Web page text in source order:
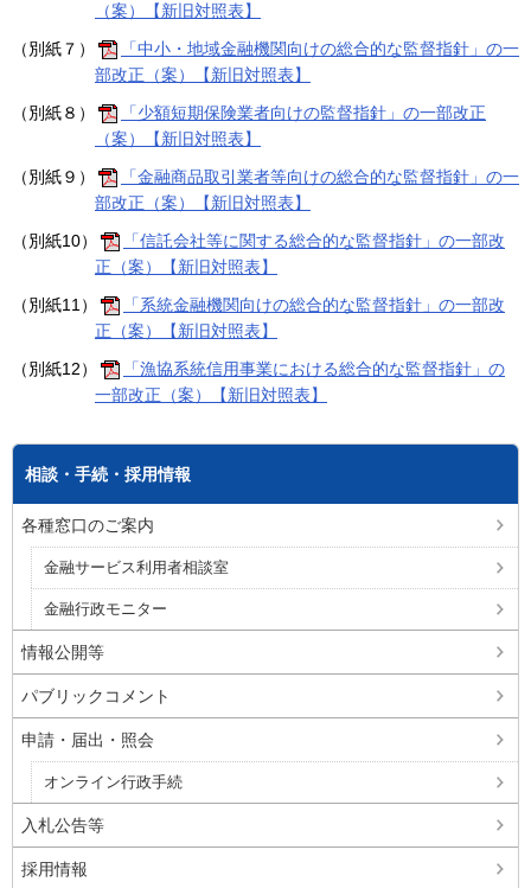
（案）【新旧対照表】
（別紙７）
「中小・地域金融機関向けの総合的な監督指針」の一
部改正（案）【新旧対照表】
（別紙８）
「少額短期保険業者向けの監督指針」の一部改正
（案）【新旧対照表】
（別紙９）
「金融商品取引業者等向けの総合的な監督指針」の一
部改正（案）【新旧対照表】
（別紙10）
「信託会社等に関する総合的な監督指針」の一部改
正（案）【新旧対照表】
（別紙11）
「系統金融機関向けの総合的な監督指針」の一部改
正（案）【新旧対照表】
（別紙12）
「漁協系統信用事業における総合的な監督指針」の
一部改正（案）【新旧対照表】
相談・手続・採用情報
各種窓口のご案内
金融サービス利用者相談室
金融行政モニター
情報公開等
パブリックコメント
申請・届出・照会
オンライン行政手続
入札公告等
採用情報